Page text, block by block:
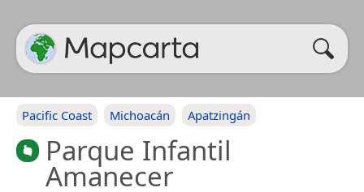
Pacific Coast Michoacán Apatzingán
Parque Infantil
Amanecer